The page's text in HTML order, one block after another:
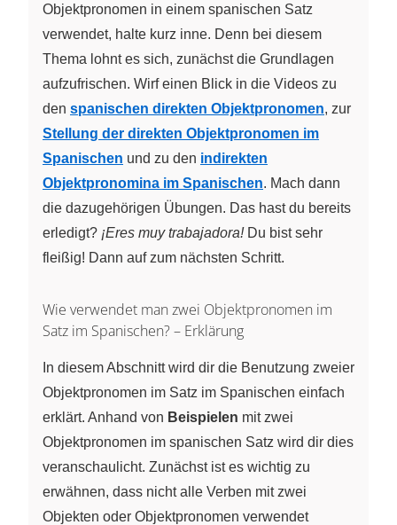
Objektpronomen in einem spanischen Satz
verwendet, halte kurz inne. Denn bei diesem
Thema lohnt es sich, zunächst die Grundlagen
aufzufrischen. Wirf einen Blick in die Videos zu
den spanischen direkten Objektpronomen, zur
Stellung der direkten Objektpronomen im
Spanischen und zu den indirekten
Objektpronomina im Spanischen. Mach dann
die dazugehörigen Übungen. Das hast du bereits
erledigt? ¡Eres muy trabajadora!Du bist sehr
fleißig! Dann auf zum nächsten Schritt.
Wie verwendet man zwei Objektpronomen im
Satz im Spanischen? – Erklärung
In diesem Abschnitt wird dir die Benutzung zweier
Objektpronomen im Satz im Spanischen einfach
erklärt. Anhand von Beispielen mit zwei
Objektpronomen im spanischen Satz wird dir dies
veranschaulicht. Zunächst ist es wichtig zu
erwähnen, dass nicht alle Verben mit zwei
Objekten oder Objektpronomen verwendet